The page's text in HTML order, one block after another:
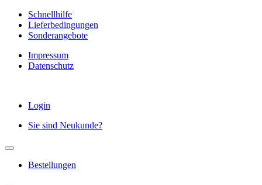
Schnellhilfe
Lieferbedingungen
Sonderangebote
Impressum
Datenschutz
Login
Sie sind Neukunde?
Bestellungen